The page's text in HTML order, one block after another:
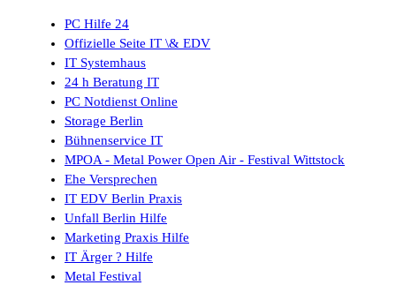
PC Hilfe 24
Offizielle Seite IT \& EDV
IT Systemhaus
24 h Beratung IT
PC Notdienst Online
Storage Berlin
Bühnenservice IT
MPOA - Metal Power Open Air - Festival Wittstock
Ehe Versprechen
IT EDV Berlin Praxis
Unfall Berlin Hilfe
Marketing Praxis Hilfe
IT Ärger ? Hilfe
Metal Festival